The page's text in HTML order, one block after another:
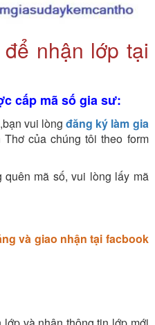
nhận lớp tại
cấp mã số gia sư:
,bạn vui lòngđăng ký làm gia
của chúng tôi theo form
mã số, vui lòng lấy mã
và giao nhận tại facbook